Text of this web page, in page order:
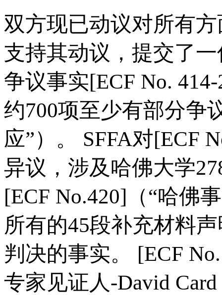
双方现已动议对所有
支持其动议，提交了
争议事实[ECF No.
约700项至少有部分争
应”）。 SFFA对[ECF
异议，涉及哈佛大学
[ECF No.420]（“哈佛
所有的45段补充材料
判决的事实。 [ECF
专家见证人-David